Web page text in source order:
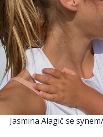
Jasmina Alagič se